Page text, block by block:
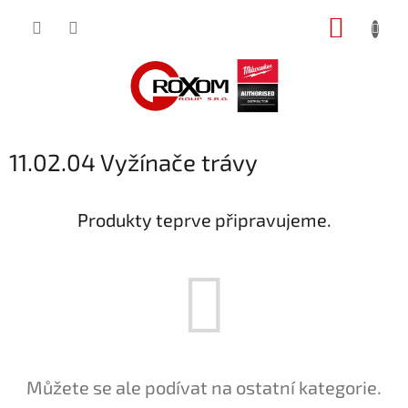
11.02.04 Vyžínače trávy
Produkty teprve připravujeme.
Můžete se ale podívat na ostatní kategorie.